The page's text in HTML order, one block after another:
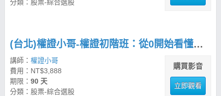
分類：股票-綜合選股
(台北)權證小哥-權證初階班：從0開始看懂權證，建立挑選與避雷能力
講師： 權證小哥
費用：NT$3,888
期限： 90 天
分類：股票-綜合選股
購買影音
立即觀看